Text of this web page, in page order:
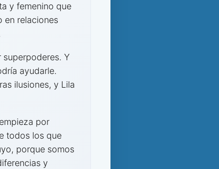
y femenino que
en relaciones
Y
ayudarle.
ilusiones, y Lila
por
todos los que
porque somos
y